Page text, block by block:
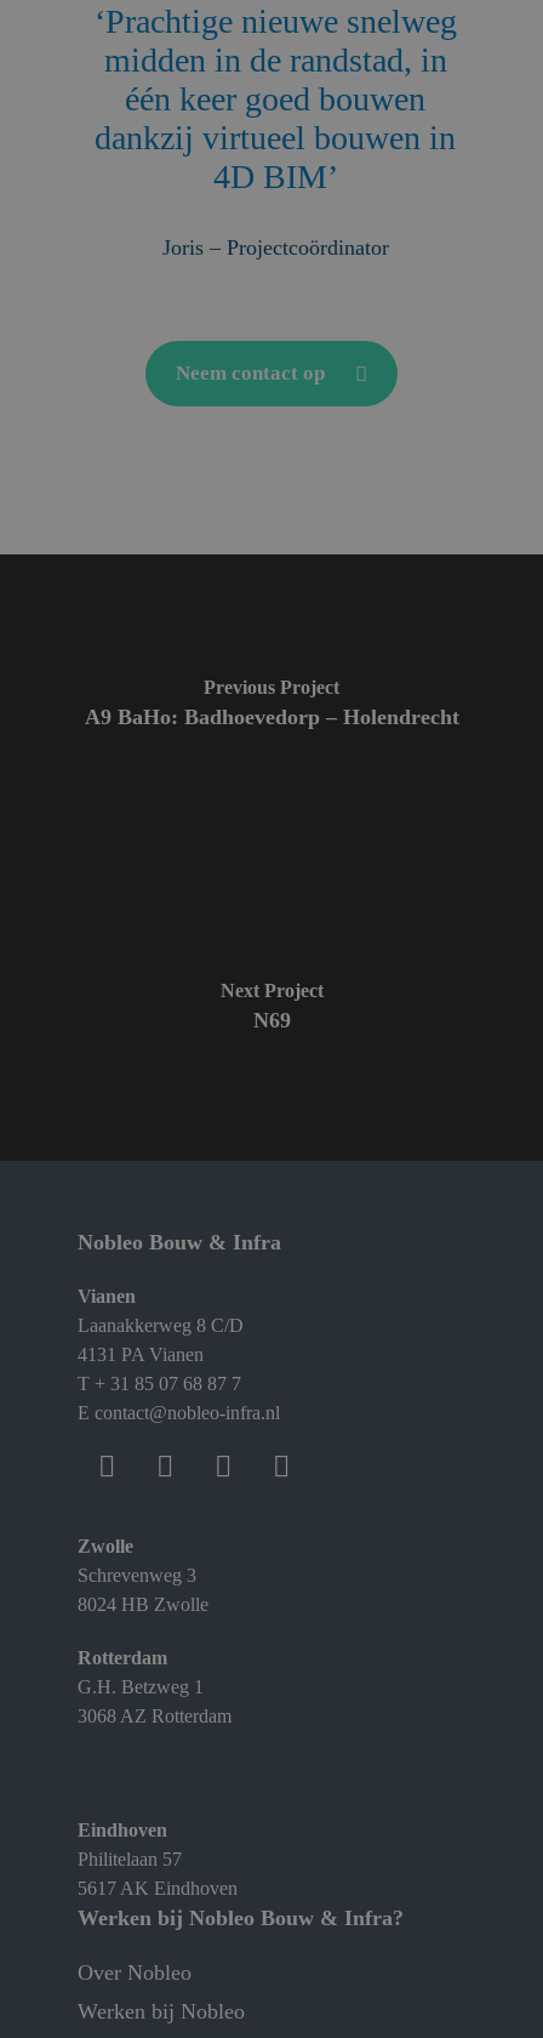
‘Prachtige nieuwe snelweg
midden in de randstad, in
één keer goed bouwen
dankzij virtueel bouwen in
4D BIM’
Joris – Projectcoördinator
Neem contact op
Previous Project
A9 BaHo: Badhoevedorp – Holendrecht
Next Project
N69
Nobleo Bouw & Infra
Vianen
Laanakkerweg 8 C/D
4131 PA Vianen
T + 31 85 07 68 87 7
E contact@nobleo-infra.nl
Zwolle
Schrevenweg 3
8024 HB Zwolle
Rotterdam
G.H. Betzweg 1
3068 AZ Rotterdam
Eindhoven
Philitelaan 57
5617 AK Eindhoven
Werken bij Nobleo Bouw & Infra?
Over Nobleo
Werken bij Nobleo